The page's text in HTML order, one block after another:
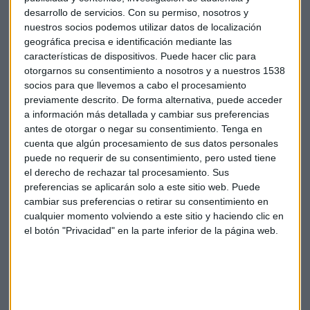
desarrollo de servicios. Con su permiso, nosotros y
nuestros socios podemos utilizar datos de localización
geográfica precisa e identificación mediante las
características de dispositivos. Puede hacer clic para
otorgarnos su consentimiento a nosotros y a nuestros 1538
socios para que llevemos a cabo el procesamiento
previamente descrito. De forma alternativa, puede acceder
a información más detallada y cambiar sus preferencias
antes de otorgar o negar su consentimiento. Tenga en
cuenta que algún procesamiento de sus datos personales
puede no requerir de su consentimiento, pero usted tiene
el derecho de rechazar tal procesamiento. Sus
preferencias se aplicarán solo a este sitio web. Puede
cambiar sus preferencias o retirar su consentimiento en
cualquier momento volviendo a este sitio y haciendo clic en
el botón "Privacidad" en la parte inferior de la página web.
primera vez en casi una década. l a próxima reunión del
Comité de Mercado Abierto será en el mes de junio.
Bolsa Yellen Tipos de interés FED
Mercados Economía EE.UU. Mercado laboral